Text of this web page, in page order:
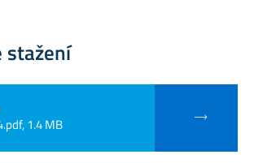
stažení
1.4 MB